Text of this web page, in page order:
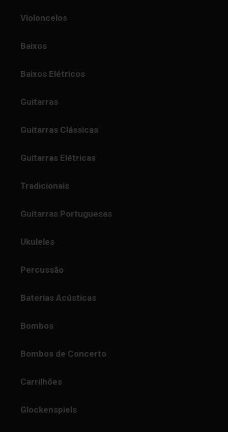
Violoncelos
Baixos
Baixos Elétricos
Guitarras
Guitarras Clássicas
Guitarras Elétricas
Tradicionais
Guitarras Portuguesas
Ukuleles
Percussão
Baterias Acústicas
Bombos
Bombos de Concerto
Carrilhões
Glockenspiels